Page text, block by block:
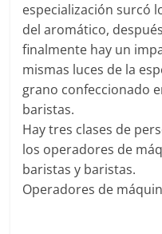
especialización surcó
del aromático,
finalmente hay un
mismas luces de la
grano confeccionado
baristas.
Hay tres clases de
los operadores de
baristas y baristas.
Operadores de